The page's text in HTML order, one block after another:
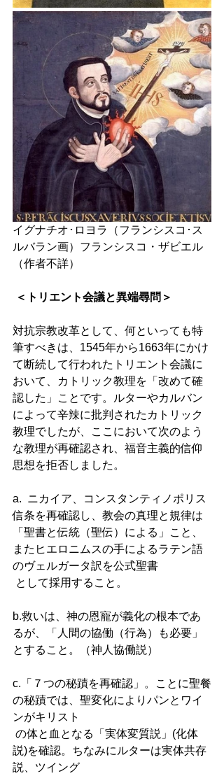
イグナチオ･ロヨラ（フランシスコ･ス
ルバラン画）フランシスコ・ザビエル
（作者不詳）
＜トリエント会議と異端尋問＞
対抗宗教改革として、何といっても特
筆すべきは、1545年から1663年にかけ
て断続して行われたトリエント会議に
おいて、カトリック教理を「改めて確
認した」ことです。ルターやカルバン
によって辛辣に批判されたカトリック
教理でしたが、ここにおいて次のよう
な教理が再確認され、福音主義的信仰
思想を拒否しました。
a.  ニカイア、コンスタンティノポリス
信条を再確認し、教会の真理と規律は
「聖書と伝統（聖伝）による」こと、
またヒエロニムスの手によるラテン語
のヴェルガータ訳を公式聖書
として採用すること。
b.救いは、神の恩寵が義化の根本であ
るが、「人間の協働（行為）も必要」
とすること。（神人協働説）
c.「７つの秘蹟を再確認」。ことに聖餐
の秘蹟では、聖変化によりパンとワイ
ンがキリスト
説)を確認。ちなみにルターは実体共存
説、ツイング